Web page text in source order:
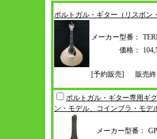
ポルトガル・ギター（リスボン
メーカー型番：
価格：
[予約販売] 販売
ポルトガル・ギター専用ギ
ン・モデル、コインブラ ・モデ
メーカー型番：